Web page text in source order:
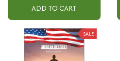
ADD TO CART
SALE